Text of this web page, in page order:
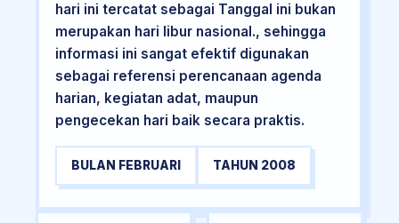
hari ini tercatat sebagai Tanggal ini bukan
merupakan hari libur nasional., sehingga
informasi ini sangat efektif digunakan
sebagai referensi perencanaan agenda
harian, kegiatan adat, maupun
pengecekan hari baik secara praktis.
BULAN FEBRUARI TAHUN 2008